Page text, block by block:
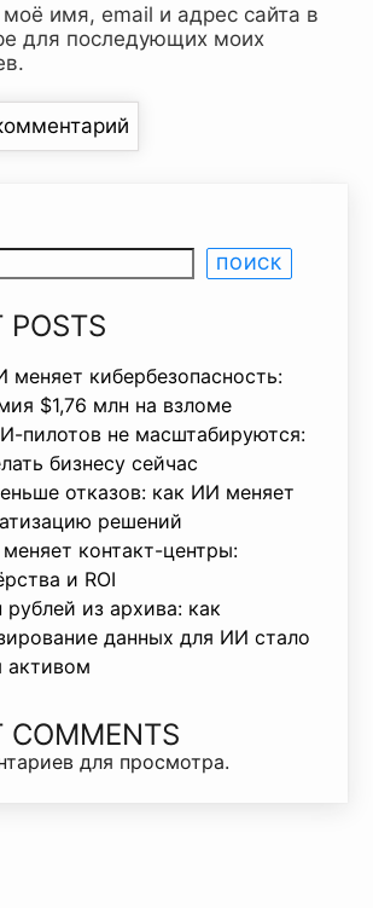
моё имя, email и адрес сайта в
для последующих моих
ПОИСК
POSTS
меняет кибербезопасность:
$1,76 млн на взломе
пилотов не масштабируются:
бизнесу сейчас
отказов: как ИИ меняет
решений
контакт-центры:
и ROI
рублей из архива: как
данных для ИИ стало
активом
COMMENTS
для просмотра.